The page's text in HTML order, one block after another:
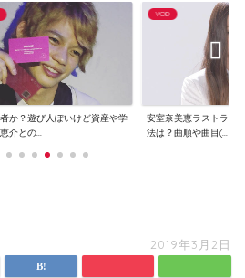
か？遊び人ぽいけど資産や学
介との...
VOD
安室奈美恵ラストライ
法は？曲順や曲目(...
2019年3月2日